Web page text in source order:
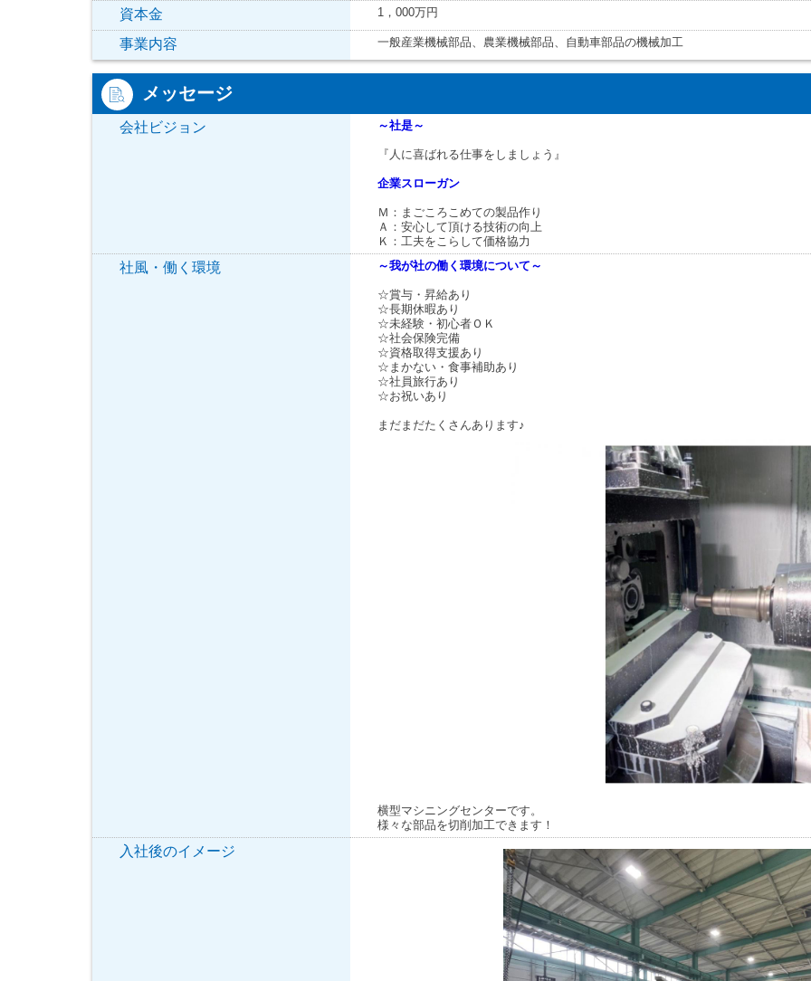
資本金 1，000万円
事業内容 一般産業機械部品、農業機械部品、自動車部品の機械加工
メッセージ
会社ビジョン ～社是～
『人に喜ばれる仕事をしましょう』
企業スローガン
Ｍ：まごころこめての製品作り
Ａ：安心して頂ける技術の向上
Ｋ：工夫をこらして価格協力
社風・働く環境 ～我が社の働く環境について～
☆賞与・昇給あり
☆長期休暇あり
☆未経験・初心者ＯＫ
☆社会保険完備
☆資格取得支援あり
☆まかない・食事補助あり
☆社員旅行あり
☆お祝いあり
まだまだたくさんあります♪
横型マシニングセンターです。
様々な部品を切削加工できます！
入社後のイメージ